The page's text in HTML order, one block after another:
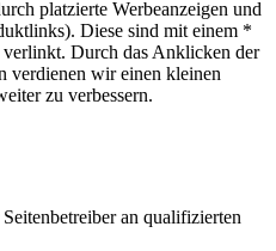
platzierte Werbeanzeigen und
Diese sind mit einem *
Durch das Anklicken der
verdienen wir einen kleinen
zu verbessern.
an qualifizierten